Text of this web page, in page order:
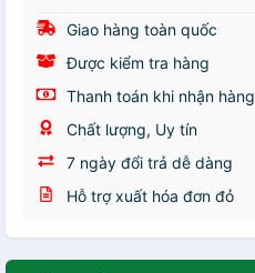
Giao hàng toàn quốc
Được kiểm tra hàng
Thanh toán khi nhận hàng
Chất lượng, Uy tín
7 ngày đổi trả dễ dàng
Hỗ trợ xuất hóa đơn đỏ